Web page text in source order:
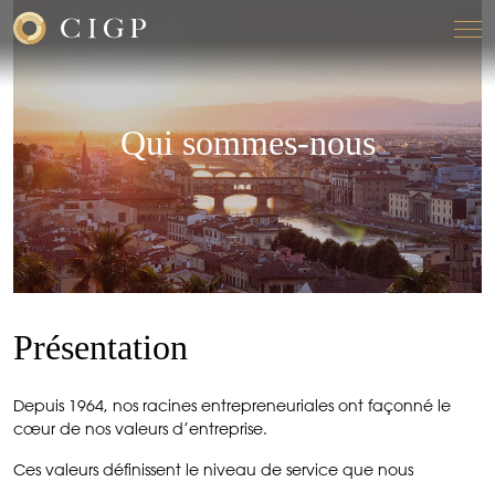
Qui sommes-nous
Présentation
Depuis 1964, nos racines entrepreneuriales ont façonné le
cœur de nos valeurs d’entreprise.
Ces valeurs définissent le niveau de service que nous